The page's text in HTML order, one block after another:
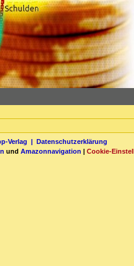
Verlag | Datenschutzerklärung
und Amazonnavigation | Cookie-